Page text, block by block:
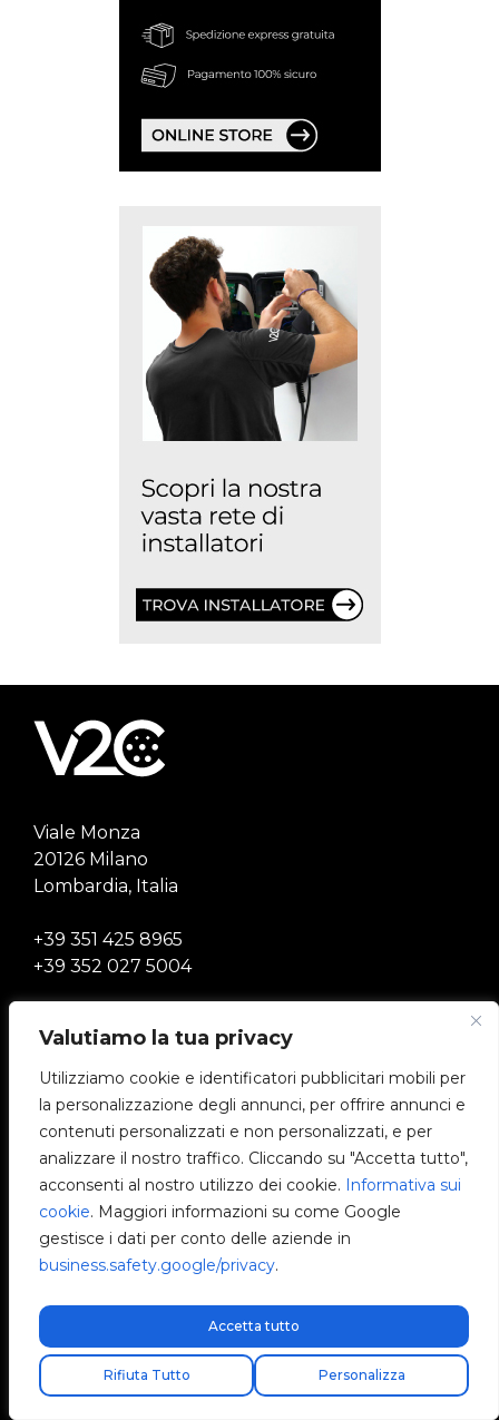
Valutiamo la tua privacy
Utilizziamo cookie e identificatori pubblicitari mobili per
la personalizzazione degli annunci, per offrire annunci e
contenuti personalizzati e non personalizzati, e per
analizzare il nostro traffico. Cliccando su "Accetta tutto",
acconsenti al nostro utilizzo dei cookie. Informativa sui
cookie. Maggiori informazioni su come Google
gestisce i dati per conto delle aziende in
business.safety.google/privacy.
Personalizza
Rifiuta Tutto
Accetta tutto
Viale Monza
20126 Milano
Lombardia, Italia
+39 351 425 8965
+39 352 027 5004
Informativa sulla privacy
AZIENDA
e-Chargers
Spedizione express gratuita!